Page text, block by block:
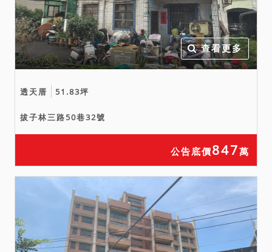
4、1582-5土地為一般農業
區水利用地。其餘地號土地
為特定農業區之農牧用地，
係屬農業發展條例第3條第
11款所指之耕地，且為第5
得承受應買，但符合第34條
之農民團體、農業企業機構
或農業試驗研究機構經取得
許可者，不在此限。上開符
合規定之農民團體、農業企
業機構或農業試驗研究機構
應買時，應提出主管機關出
具之許可證明文件，並與投
查看更多
透天厝 51.83坪
拔子林三路50巷32號
公告底價847萬